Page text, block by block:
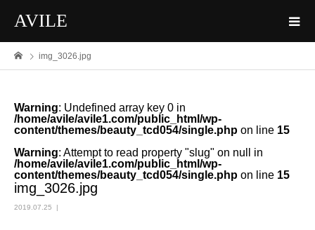
AVILE
img_3026.jpg
Warning: Undefined array key 0 in
/home/avile/avile1.com/public_html/wp-
content/themes/beauty_tcd054/single.php on line 15
Warning: Attempt to read property "slug" on null in
/home/avile/avile1.com/public_html/wp-
content/themes/beauty_tcd054/single.php on line 15
img_3026.jpg
2019.07.25